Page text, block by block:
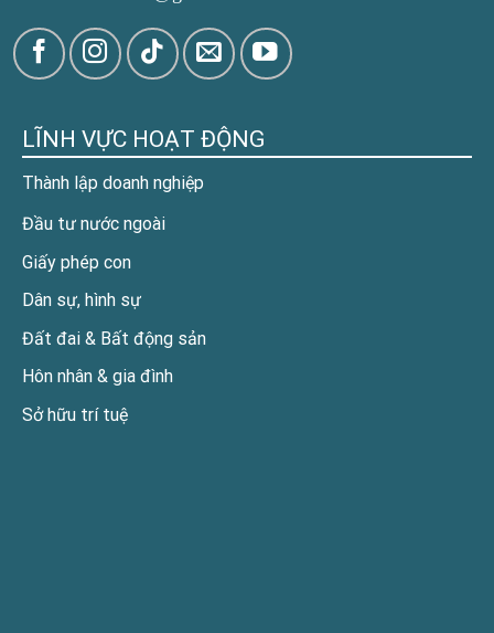
LĨNH VỰC HOẠT ĐỘNG
Thành lập doanh nghiệp
Đầu tư nước ngoài
Giấy phép con
Dân sự, hình sự
Đất đai & Bất động sản
Hôn nhân & gia đình
Sở hữu trí tuệ